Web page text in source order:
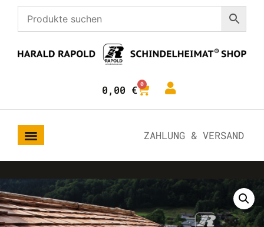
0,00 € 0
ZAHLUNG & VERSAND